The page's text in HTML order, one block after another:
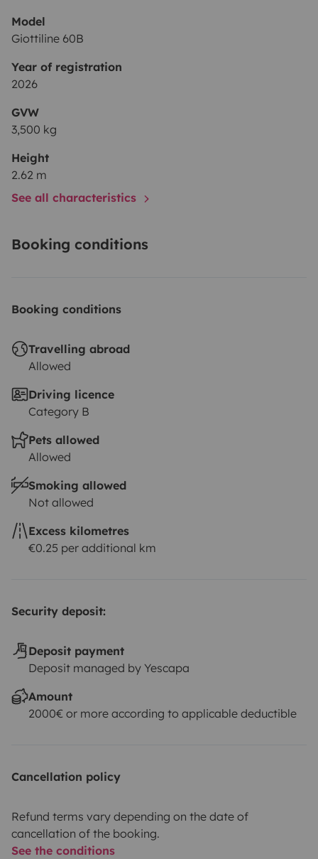
Model
Giottiline 60B
Year of registration
2026
GVW
3,500 kg
Height
2.62 m
See all characteristics
Booking conditions
Booking conditions
Travelling abroad
Allowed
Driving licence
Category B
Pets allowed
Allowed
Smoking allowed
Not allowed
Excess kilometres
€0.25 per additional km
Security deposit:
Deposit payment
Deposit managed by Yescapa
Amount
2000€ or more according to applicable deductible
Cancellation policy
Refund terms vary depending on the date of
cancellation of the booking.
See the conditions